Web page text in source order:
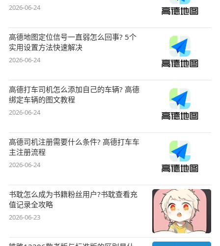
2026-06-24
高德地图定位信号一直弱怎么回事? 5个
实用设置方法快速解决
2026-06-24
高德打车司机怎么添加自己的车辆? 高德
绑定车辆的图文教程
2026-06-24
高德司机注册需要什么条件? 高德打车车
主注册流程
2026-06-24
书耽怎么成为书籍粉丝用户?书耽查看充
值记录全攻略
2026-06-23